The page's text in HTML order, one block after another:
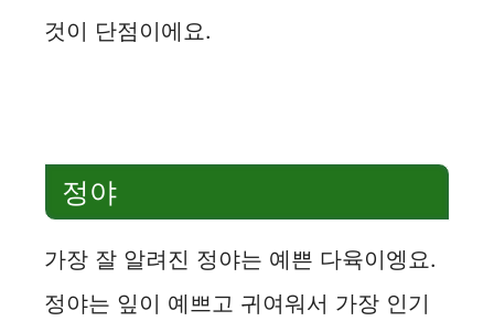
것이 단점이에요.
정야
가장 잘 알려진 정야는 예쁜 다육이엥요.
정야는 잎이 예쁘고 귀여워서 가장 인기